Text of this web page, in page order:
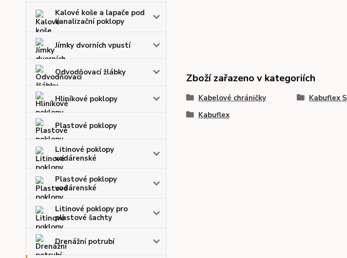
Kalové koše a lapače pod
kanalizační poklopy
Jímky dvorních vpustí
Odvodňovací žlábky
Hliníkové poklopy
Plastové poklopy
Litinové poklopy
vodárenské
Plastové poklopy
vodárenské
Litinové poklopy pro
plastové šachty
Drenážní potrubí
Zboží zařazeno v kategoriích
Kabelové chráničky Kabuflex S
Kabuflex